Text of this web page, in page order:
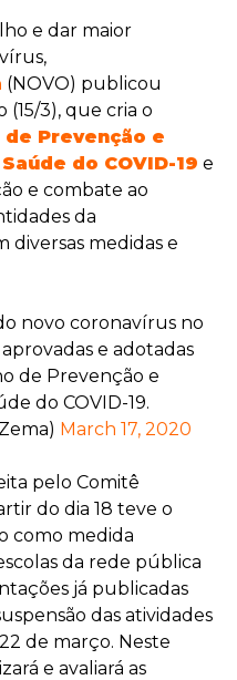
e dar maior
(NOVO) publicou
3), que cria o
Prevenção e
do COVID-19 e
e combate ao
da
diversas medidas e
novo coronavírus no
e adotadas
de Prevenção e
do COVID-19.
March 17, 2020
pelo Comitê
do dia 18 teve o
como medida
da rede pública
já publicadas
das atividades
de março. Neste
e avaliará as